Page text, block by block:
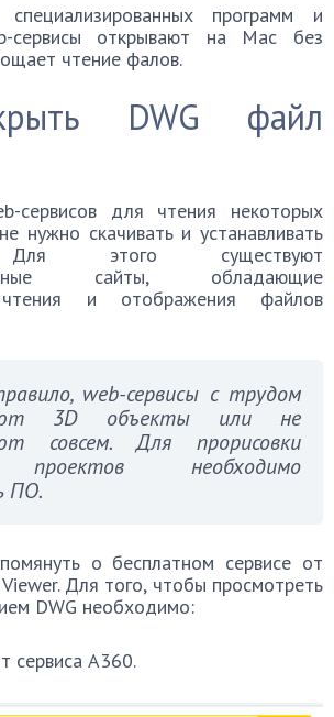
программ и
сервисы открывают на Mac без
чтение фалов.
DWG файл
сервисов для чтения некоторых
нужно скачивать и устанавливать
Для этого существуют
сайты, обладающие
чтения и отображения файлов
web-сервисы с трудом
3D объекты или не
совсем. Для прорисовки
проектов необходимо
ПО.
о бесплатном сервисе от
Для того, чтобы просмотреть
DWG необходимо:
сервиса A360.